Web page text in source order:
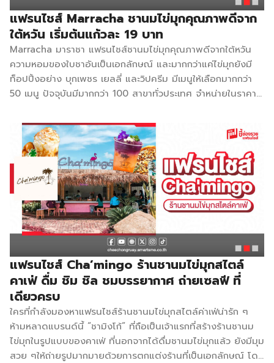
โซดา (หลายรสชาติ) หรือจะเป็นเมนูใหม่ๆที่เปิดตัวและกลายเป็น
สินค้ายอดฮิต เช่น นมสดบราวชาร์ , นมสดสตรอเบอรี่ , นมสด
บลูเบอรี่ , นมสดแคนตาลูป หรือจะเป็นเมนูต้อนรับลมหนาวอย่าง
ชานมร้อน […]
แฟรนไชส์ Marracha ชานมไข่มุกคุณภาพดีจาก
ใต้หวัน เริ่มต้นแก้วละ 19 บาท
Marracha มาราชา แฟรนไชส์ชานมไข่มุกคุณภาพดีจากใต้หวัน
ความหอมของใบชาอันเป็นเอกลักษณ์ และมากกว่าแค่ไข่มุกยังมี
ท็อปปิ้งอย่าง บุกเพชร เยลลี่ และวิปครีม มีเมนูให้เลือกมากกว่า
50 เมนู ปัจจุบันมีมากกว่า 100 สาขาทั่วประเทศ จำหน่ายในราคา
มีร้านเครื่องดื่มในฝันของตัวเอง ได้เข้ามาเป็นครอบครัวเดียวกับ
Marracha โดยรูปแบบการลงทุนของ Marracha ไม่เพียงแต่มี
Kiose ที่สวยงาม หรือคุณภาพของวัตถุดิบที่ดีเท่านั้น แต่ยัง
สามารถสร้างผลกำไรที่น่าพอใจ และยืนระยะในสภาวะเศรษฐกิจใน
ปัจจุบันได้เป็นอย่างดี โดยจุดเด่นของแบรนด์ Marracha ราคา
ไม่แพง และรสชาติที่อร่อย ใช้วัตถุดิบที่มีคุณภาพ มีการคิดค้น
เมนูใหม่ออกมาอยู่เสมอทำให้ลูกค้าไม่เบื่อ และตามกระแสอยู่ตลอด
ทานได้ตั้งแต่เด็ก ไปจนถึงผู้สูงวัย หรือคนที่ชอบทานคลีน ก็
สามารถทานมาราชาได้ ข้อดีของแฟรนไชส์ มีทีมงานช่วยดูทำเลให้
ก่อนลงทุน และช่วยแนะนำตลอดการทำธุรกิจ สอนการทำการ
ตลาดออนไลน์ พร้อมแนะนำการขายผ่านแอพเดลิเวอรี่แบบตัวต่อ
ตัว ไม่มีค่าธรรมเนียมรายเดือน และรายปี ตลอดอายุการขาย
แบรนด์มีการพัฒนาอยู่ตลอดเวลา ทั้งเรื่องของการตลาด และ
การพัฒนาสูตร รสชาติเป็นเอกลักษณ์ ราคาถูก […]
แฟรนไชส์ Cha’mingo ร้านชานมไข่มุกสไตล์
คาเฟ่ ดื่ม ชิม ชิล ชมบรรยากาศ ถ่ายเซลฟี ที่
เดียวครบ
ใครที่กำลังมองหาแฟรนไชส์ร้านชานมไข่มุกสไตล์ค่าเฟ่น่ารัก ๆ
ห้ามหลาดแบรนด์นี้ “ชามิงโก้” ที่ถือเป็นเจ้าแรกที่สร้างร้านชานม
ไข่มุกในรูปแบบของคาเฟ่ ที่นอกจากได้ดื่มชานมไข่มุกแล้ว ยังมีมุม
สวย ๆให้ถ่ายรูปมากมายด้วยการตกแต่งร้านที่เป็นเอกลักษณ์ โดย